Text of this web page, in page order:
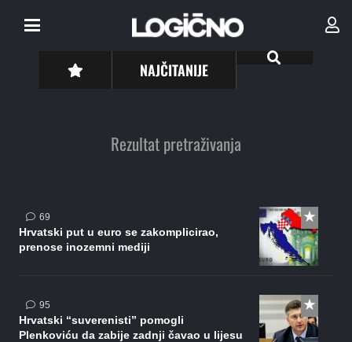
NAJČITANIJE
Rezultat pretraživanja
69komentara
Hrvatski put u euro se zakomplicirao,
prenose inozemni mediji
95komentara
Hrvatski “suverenisti” pomogli
Plenkoviću da zabije zadnji čavao u lijesu